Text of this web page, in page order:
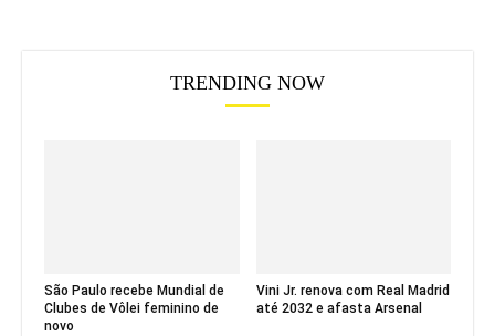
TRENDING NOW
São Paulo recebe Mundial de
Clubes de Vôlei feminino de
novo
Vini Jr. renova com Real Madrid
até 2032 e afasta Arsenal